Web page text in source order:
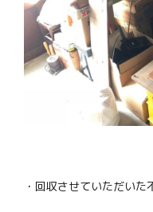
・回収させていただいた